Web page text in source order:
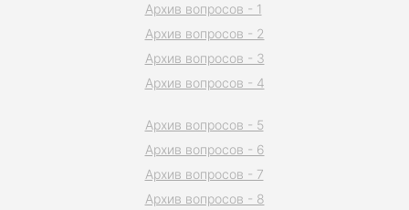
Архив вопросов - 1
Архив вопросов - 2
Архив вопросов - 3
Архив вопросов - 4
Архив вопросов - 5
Архив вопросов - 6
Архив вопросов - 7
Архив вопросов - 8